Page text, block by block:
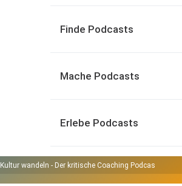
Finde Podcasts
Mache Podcasts
Erlebe Podcasts
Kultur wandeln - Der kritische Coaching Podcast